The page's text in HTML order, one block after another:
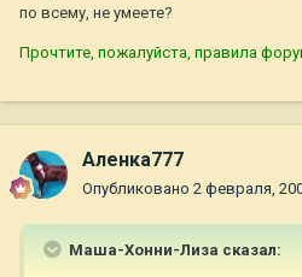
по всему, не умеете?
Прочтите, пожалуйста, правила
Аленка777
Опубликовано 2 февраля,
Маша-Хонни-Лиза сказал: